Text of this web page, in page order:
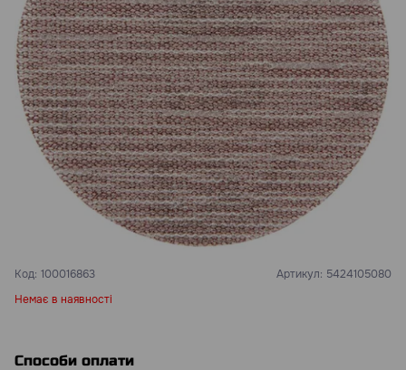
Код: 100016863 Артикул: 5424105080
Немає в наявності
Способи оплати